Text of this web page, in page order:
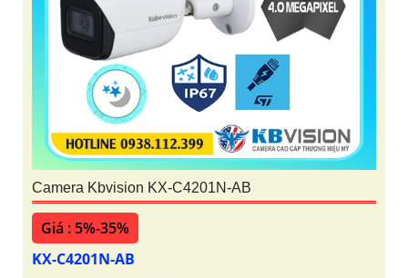
Camera Kbvision KX-C4201N-AB
Giá : 5%-35%
KX-C4201N-AB